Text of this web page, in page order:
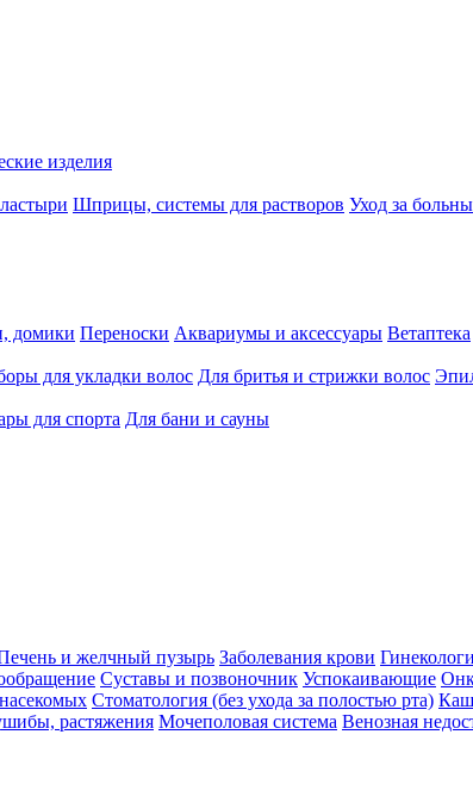
изделия
Шприцы, системы для растворов Уход за
домики Переноски Аквариумы и аксессуары Ветаптека
для укладки волос Для бритья и стрижки волос
для спорта Для бани и сауны
и желчный пузырь Заболевания крови
Суставы и позвоночник Успокаивающие
Стоматология (без ухода за полостью рта)
растяжения Мочеполовая система Венозная